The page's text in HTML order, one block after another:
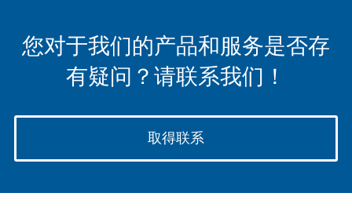
您对于我们的产品和服务是否存
有疑问？请联系我们！
取得联系